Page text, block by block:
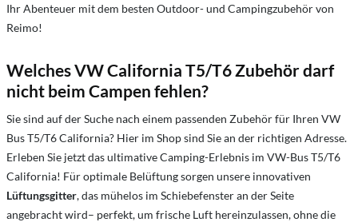
Ihr Abenteuer mit dem besten Outdoor- und Campingzubehör von
Reimo!
Welches VW California T5/T6 Zubehör darf
nicht beim Campen fehlen?
Sie sind auf der Suche nach einem passenden Zubehör für Ihren VW
Bus T5/T6 California? Hier im Shop sind Sie an der richtigen Adresse.
Erleben Sie jetzt das ultimative Camping-Erlebnis im VW-Bus T5/T6
California! Für optimale Belüftung sorgen unsere innovativen
Lüftungsgitter, das mühelos im Schiebefenster an der Seite
angebracht wird– perfekt, um frische Luft hereinzulassen, ohne die